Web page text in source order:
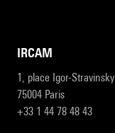
IRCAM
1, place Igor-Stravinsky
75004 Paris
+33 1 44 78 48 43